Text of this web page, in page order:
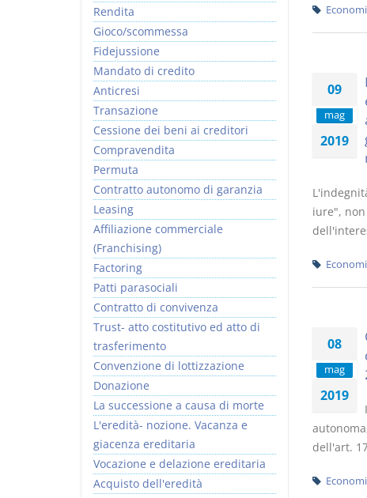
09
mag
2019
iure",
08
mag
2019
dell'art.
Rendita
Gioco/scommessa
Fidejussione
Mandato di credito
Anticresi
Transazione
Cessione dei beni ai creditori
Compravendita
Permuta
Contratto autonomo di garanzia
Leasing
Affiliazione commerciale
(Franchising)
Factoring
Patti parasociali
Contratto di convivenza
Trust- atto costitutivo ed atto di
trasferimento
Convenzione di lottizzazione
Donazione
La successione a causa di morte
L'eredità- nozione. Vacanza e
giacenza ereditaria
Vocazione e delazione ereditaria
Acquisto dell'eredità